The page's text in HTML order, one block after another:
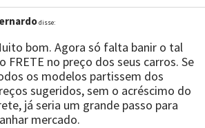
disse:
bom. Agora só falta banir o tal
FRETE no preço dos seus carros. Se
os modelos partissem dos
sugeridos, sem o acréscimo do
já seria um grande passo para
mercado.